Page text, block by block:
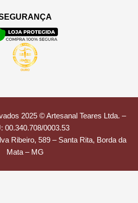
2025 © Artesanal Teares Ltda. –
00.340.708/0003.53
Ribeiro, 589 – Santa Rita, Borda da
Mata – MG